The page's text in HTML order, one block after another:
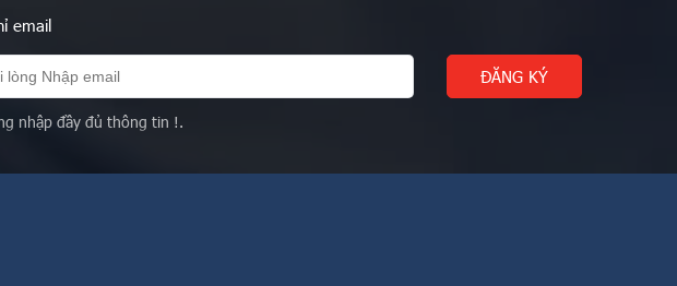
email
nhập đầy đủ thông tin !.